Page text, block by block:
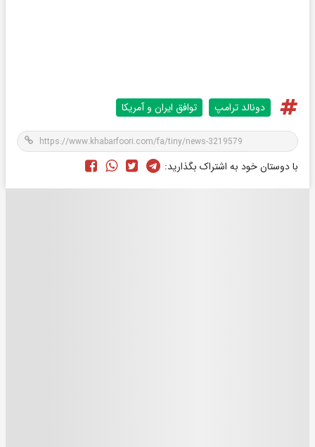
دونالد ترامپ توافق ایران و آمریکا
با دوستان خود به اشتراک بگذارید: